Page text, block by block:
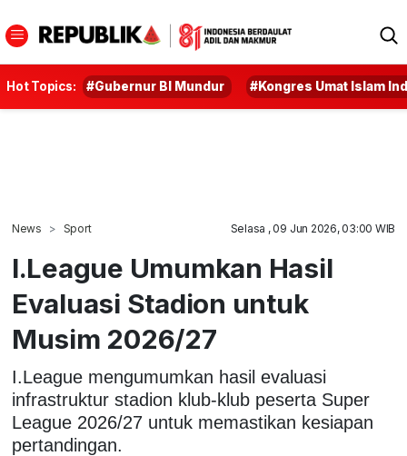
Hot Topics: #Gubernur BI Mundur #Kongres Umat Islam
News Sport Selasa , 09 Jun 2026, 03:00 WIB
I.League Umumkan Hasil
Evaluasi Stadion untuk
Musim 2026/27
I.League mengumumkan hasil evaluasi
infrastruktur stadion klub-klub peserta Super
League 2026/27 untuk memastikan kesiapan
pertandingan.